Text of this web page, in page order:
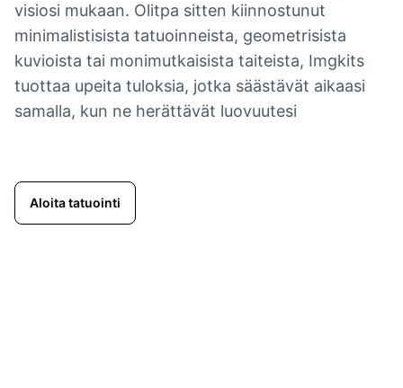
visiosi mukaan. Olitpa sitten kiinnostunut
minimalistisista tatuoinneista, geometrisista
kuvioista tai monimutkaisista taiteista, Imgkits
tuottaa upeita tuloksia, jotka säästävät aikaasi
samalla, kun ne herättävät luovuutesi
Aloita tatuointi